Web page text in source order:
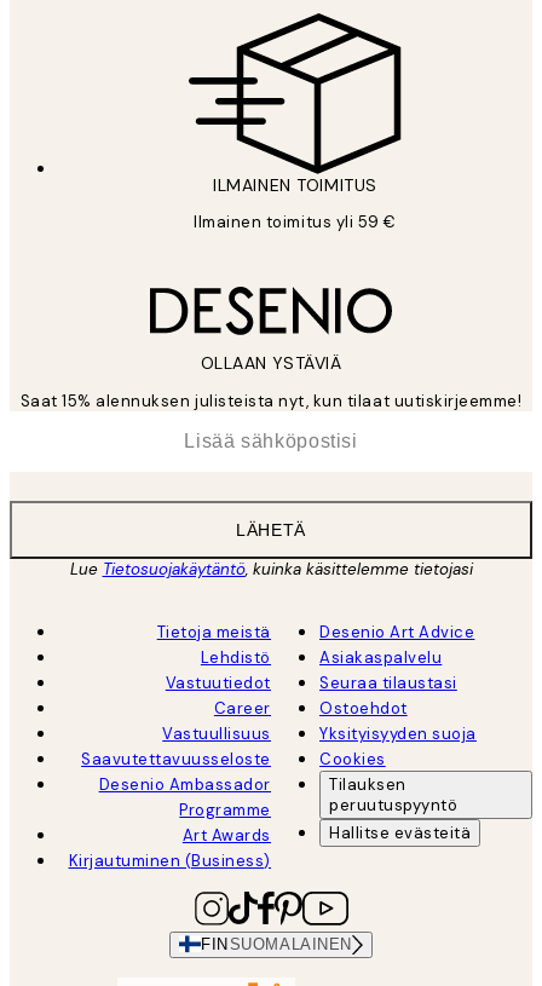
ILMAINEN TOIMITUS
Ilmainen toimitus yli 59 €
OLLAAN YSTÄVIÄ
Saat 15% alennuksen julisteista nyt, kun tilaat uutiskirjeemme!
LÄHETÄ
Lue Tietosuojakäytäntö, kuinka käsittelemme tietojasi
Tietoja meistä
Lehdistö
Vastuutiedot
Career
Vastuullisuus
Saavutettavuusseloste
Desenio Ambassador
Programme
Art Awards
Kirjautuminen (Business)
Desenio Art Advice
Asiakaspalvelu
Seuraa tilaustasi
Ostoehdot
Yksityisyyden suoja
Cookies
Tilauksen
peruutuspyyntö
Hallitse evästeitä
FIN SUOMALAINEN